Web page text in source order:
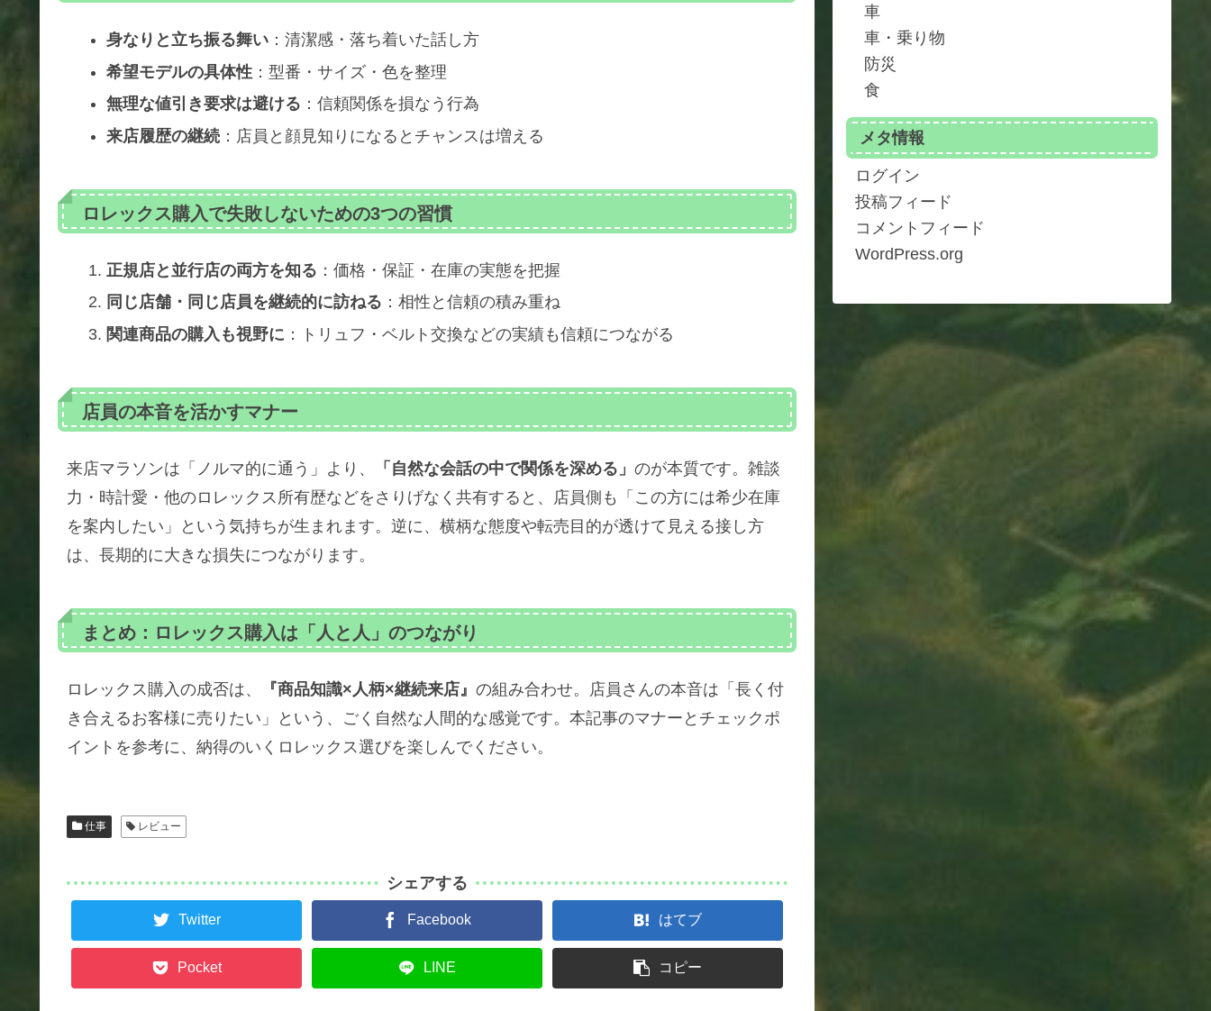
身なりと立ち振る舞い：清潔感・落ち着いた話し方
希望モデルの具体性：型番・サイズ・色を整理
無理な値引き要求は避ける ：信頼関係を損なう行為
来店履歴の継続：店員と顔見知りになるとチャンスは増える
ロレックス購入で失敗しないための3つの習慣
正規店と並行店の両方を知る ：価格・保証・在庫の実態を把握
同じ店舗・同じ店員を継続的に訪ねる ：相性と信頼の積み重ね
関連商品の購入も視野に ：トリュフ・ベルト交換などの実績も信頼につながる
店員の本音を活かすマナー
来店マラソンは「ノルマ的に通う」より、 「自然な会話の中で関係を深める」 のが本質です。雑談
力・時計愛・他のロレックス所有歴などをさりげなく共有すると、店員側も「この方には希少在庫
を案内したい」という気持ちが生まれます。逆に、横柄な態度や転売目的が透けて見える接し方
は、長期的に大きな損失につながります。
まとめ：ロレックス購入は「人と人」のつながり
ロレックス購入の成否は、 『商品知識×人柄×継続来店』 の組み合わせ。店員さんの本音は「長く付
き合えるお客様に売りたい」という、ごく自然な人間的な感覚です。本記事のマナーとチェックポ
イントを参考に、納得のいくロレックス選びを楽しんでください。
仕事 レビュー
シェアする
Twitter Facebook はてブ
Pocket LINE コピー
車
車・乗り物
防災
食
メタ情報
ログイン
投稿フィード
コメントフィード
WordPress.org